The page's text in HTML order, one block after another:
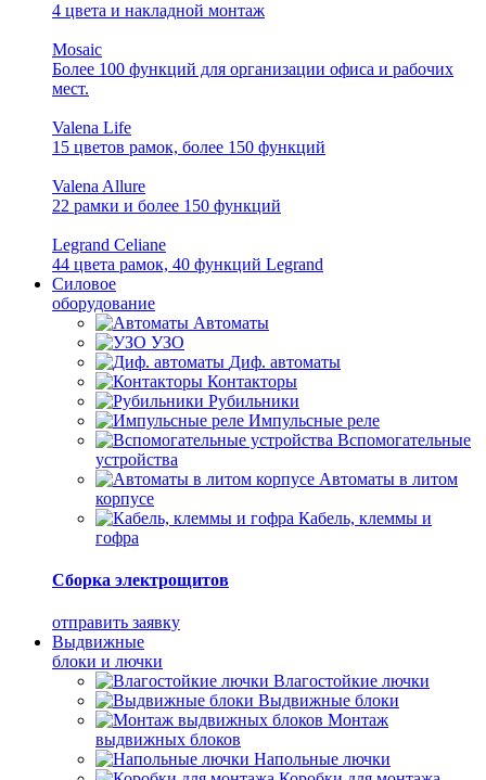
4 цвета и накладной монтаж
Mosaic
Более 100 функций для организации офиса и рабочих
мест.
Valena Life
15 цветов рамок, более 150 функций
Valena Allure
22 рамки и более 150 функций
Legrand Celiane
44 цвета рамок, 40 функций Legrand
Силовое
оборудование
Автоматы
УЗО
Диф. автоматы
Контакторы
Рубильники
Импульсные реле
Вспомогательные
устройства
Автоматы в литом
корпусе
Кабель, клеммы и
гофра
Сборка электрощитов
отправить заявку
Выдвижные
блоки и лючки
Влагостойкие лючки
Выдвижные блоки
Монтаж
выдвижных блоков
Напольные лючки